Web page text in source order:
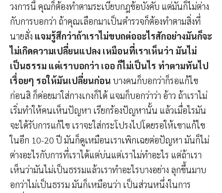
วงการนี้ คุณก็ต้องทำตามระเบียบกฎข้อบังคับ แต่มันก็ไม่ต่าง
กับการบอกว่า ถ้าคุณเลือกมาเป็นตำรวจก็ต้องทำตามสิ่งที่
นายสั่ง แจมรู้สึกว่าถ้าเราไม่ขบถต่ออะไรสักอย่างมันก็จะ
ไม่เกิดความเปลี่ยนแปลง เหมือนที่เราเห็นว่า มันไม่
เป็นธรรม แต่เราบอกว่า เออ ก็ไม่เป็นไร ทำตามทันไป
เรื่อยๆ รอให้มันเปลี่ยนก่อน บางคนก็บอกว่าก็รอแก้ไข
ก่อนสิ ก็ค่อยมาใส่กางเกงก็ได้ แจมก็บอกว่าว่า อ้าว ถ้าเราไม่
เริ่มทำให้คนเห็นปัญหา เรียกร้องปัญหานั้น แล้วเมื่อไรมัน
จะได้รับการแก้ไข เราจะใส่กระโปรงไปโดยรอให้เขาแก้ไข
ในอีก 10-20 ปี มันก็ดูเหมือนเราเพิกเฉยต่อปัญหา มันก็ไม่
ต่างอะไรกับการที่เราได้แต่บ่นแต่เราไม่ทำอะไร แต่ถ้าเรา
เห็นว่ามันไม่เป็นธรรมแล้วเราทำอะไรบางอย่าง ลุกขึ้นมาบ
อกว่าไม่เป็นธรรม มันก็เหมือนว่า เป็นส่วนหนึ่งในการ